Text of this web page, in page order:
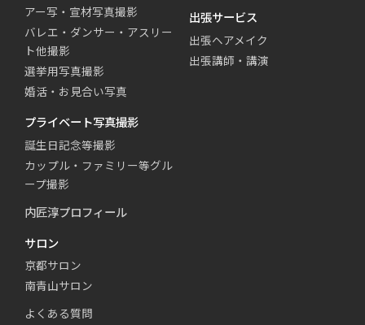
アー写・宣材写真撮影
バレエ・ダンサー・アスリー
ト他撮影
選挙用写真撮影
婚活・お見合い写真
プライベート写真撮影
誕生日記念等撮影
カップル・ファミリー等グル
ープ撮影
出張サービス
出張ヘアメイク
出張講師・講演
内匠淳プロフィール
サロン
京都サロン
南青山サロン
よくある質問